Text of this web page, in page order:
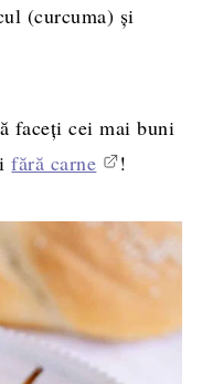
(curcuma) și
faceți cei mai buni
fără carne !